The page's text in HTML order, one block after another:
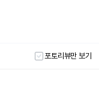
포토리뷰만 보기